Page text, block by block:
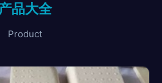
产品大全
Product